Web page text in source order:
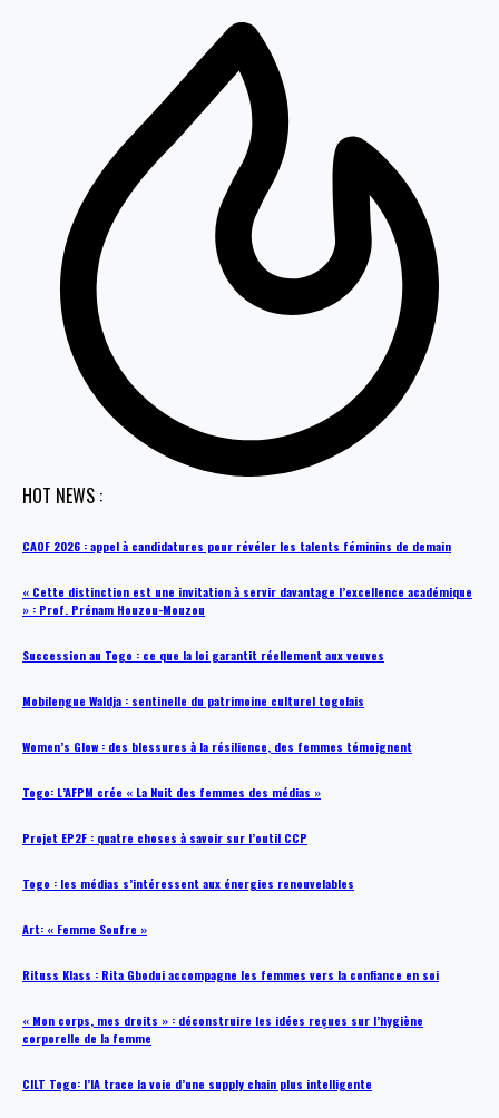
HOT NEWS :
CAOF 2026 : appel à candidatures pour révéler les talents féminins de demain
« Cette distinction est une invitation à servir davantage l’excellence académique
» : Prof. Prénam Houzou-Mouzou
Succession au Togo : ce que la loi garantit réellement aux veuves
Mobilengue Waldja : sentinelle du patrimoine culturel togolais
Women’s Glow : des blessures à la résilience, des femmes témoignent
Togo: L’AFPM crée « La Nuit des femmes des médias »
Projet EP2F : quatre choses à savoir sur l’outil CCP
Togo : les médias s’intéressent aux énergies renouvelables
Art: « Femme Soufre »
Rituss Klass : Rita Gbodui accompagne les femmes vers la confiance en soi
« Mon corps, mes droits » : déconstruire les idées reçues sur l’hygiène
corporelle de la femme
CILT Togo: l’IA trace la voie d’une supply chain plus intelligente